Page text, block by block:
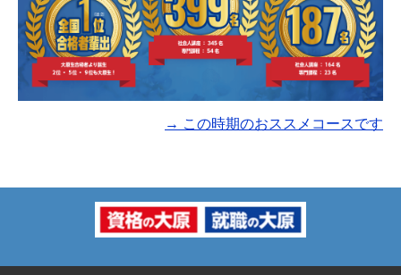
→ この時期のおススメコースです